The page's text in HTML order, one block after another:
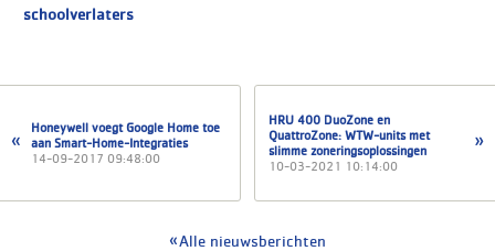
schoolverlaters
Honeywell voegt Google Home toe
aan Smart-Home-Integraties
14-09-2017 09:48:00
HRU 400 DuoZone en
QuattroZone: WTW-units met
slimme zoneringsoplossingen
10-03-2021 10:14:00
Alle nieuwsberichten